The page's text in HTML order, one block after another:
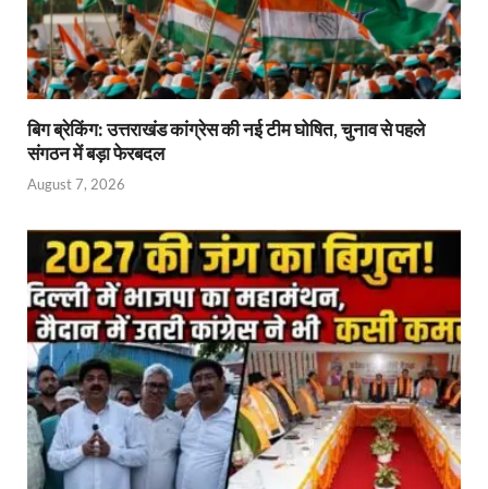
बिग ब्रेकिंग: उत्तराखंड कांग्रेस की नई टीम घोषित, चुनाव से पहले
संगठन में बड़ा फेरबदल
August 7, 2026